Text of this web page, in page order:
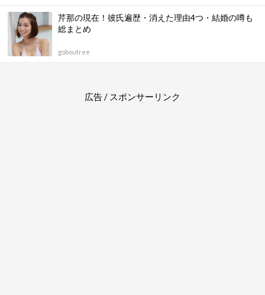
芹那の現在！彼氏遍歴・消えた理由4つ・結婚の噂も
総まとめ
goboutree
広告 / スポンサーリンク